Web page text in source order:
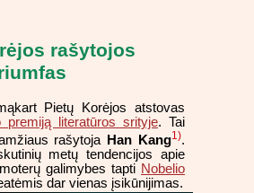
rašytojos
Pietų Korėjos atstovas
premiją literatūros srityje. Tai
rašytoja Han Kang1).
metų tendencijos apie
galimybes tapti Nobelio
dar vienas įsikūnijimas.